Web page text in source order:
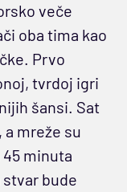
veče
oba tima kao
Prvo
tvrdoj igri
šansi. Sat
mreže su
minuta
bude